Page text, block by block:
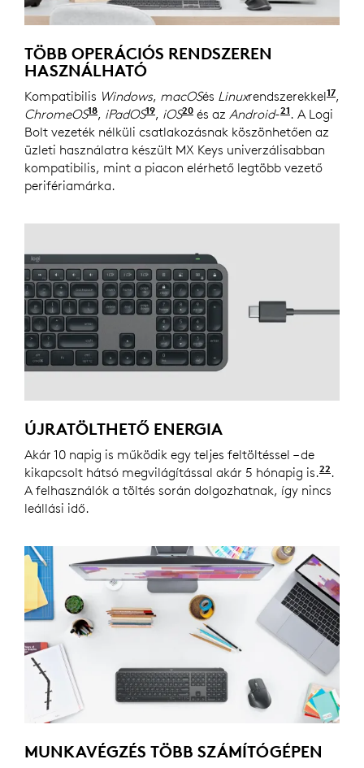
TÖBB OPERÁCIÓS RENDSZEREN
HASZNÁLHATÓ
Kompatibilis Windows, macOSés Linuxrendszerekkel17Az
,
ChromeOS18A Windows és macOS rendszertől eltérő
, iPadOS19A Windows és macOS
, iOS20 A Windows és macOS
és az Android-21 eszköz
. A Logi
Bolt vezeték nélküli csatlakozásnak köszönhetően az
üzleti használatra készült MX Keys univerzálisabban
kompatibilis, mint a piacon elérhető legtöbb vezető
perifériamárka.
ÚJRATÖLTHETŐ ENERGIA
Akár 10 napig is működik egy teljes feltöltéssel – de
kikapcsolt hátsó megvilágítással akár 5 hónapig is.22 Az
.
A felhasználók a töltés során dolgozhatnak, így nincs
leállási idő.
MUNKAVÉGZÉS TÖBB SZÁMÍTÓGÉPEN